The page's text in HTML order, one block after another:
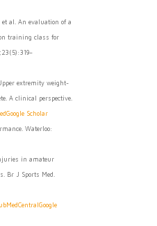
et al. An evaluation of a
training class for
extremity weight-
A clinical perspective.
Google Scholar
Waterloo:
in amateur
Br J Sports Med.
Google